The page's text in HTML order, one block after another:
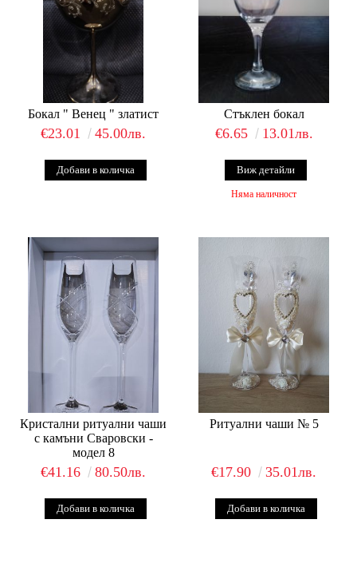
Бокал " Венец " златист
€23.01 45.00лв.
Стъклен бокал
€6.65 13.01лв.
Виж детайли
Няма наличност
Кристални ритуални чаши
с камъни Сваровски -
модел 8
€41.16 80.50лв.
Ритуални чаши № 5
€17.90 35.01лв.